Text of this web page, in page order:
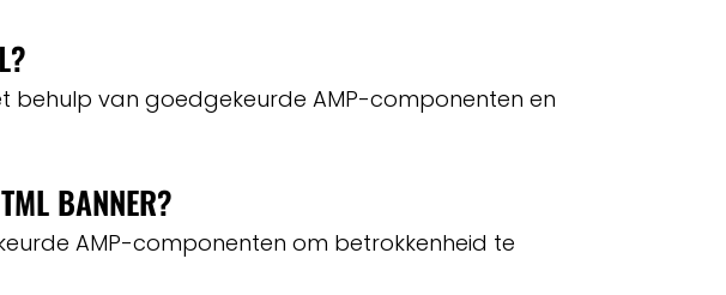
behulp van goedgekeurde AMP-componenten en
BANNER?
AMP-componenten om betrokkenheid te